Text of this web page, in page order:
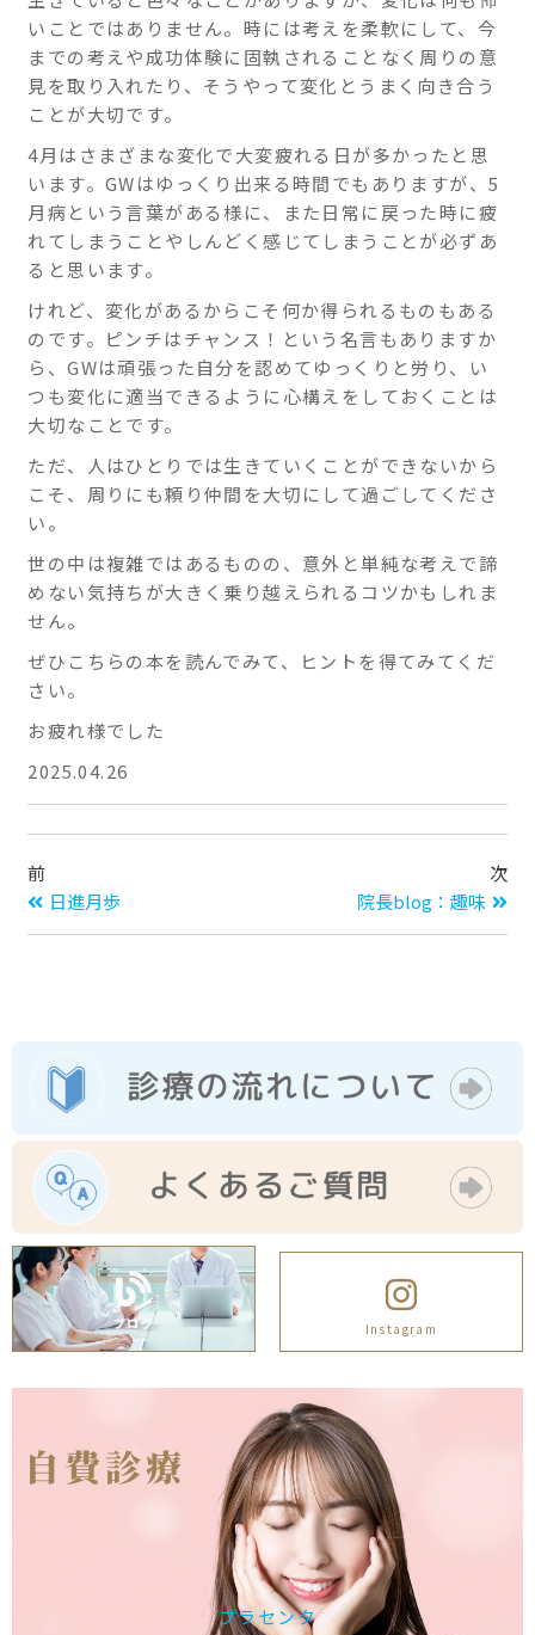
いことではありません。時には考えを柔軟にして、今
までの考えや成功体験に固執されることなく周りの意
見を取り入れたり、そうやって変化とうまく向き合う
ことが大切です。
4月はさまざまな変化で大変疲れる日が多かったと思
います。GWはゆっくり出来る時間でもありますが、5
月病という言葉がある様に、また日常に戻った時に疲
れてしまうことやしんどく感じてしまうことが必ずあ
ると思います。
けれど、変化があるからこそ何か得られるものもある
のです。ピンチはチャンス！という名言もありますか
ら、GWは頑張った自分を認めてゆっくりと労り、い
つも変化に適当できるように心構えをしておくことは
大切なことです。
ただ、人はひとりでは生きていくことができないから
こそ、周りにも頼り仲間を大切にして過ごしてくださ
い。
世の中は複雑ではあるものの、意外と単純な考えで諦
めない気持ちが大きく乗り越えられるコツかもしれま
せん。
ぜひこちらの本を読んでみて、ヒントを得てみてくだ
さい。
お疲れ様でした
2025.04.26
前
日進月歩
次
院長blog：趣味
ブログ Instagram
自費診療
プラセンタ